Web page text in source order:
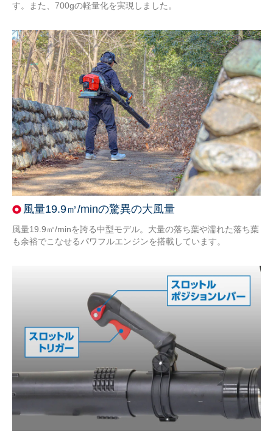
す。また、700gの軽量化を実現しました。
風量19.9㎥/minの驚異の大風量
風量19.9㎥/minを誇る中型モデル。大量の落ち葉や濡れた落ち葉
も余裕でこなせるパワフルエンジンを搭載しています。